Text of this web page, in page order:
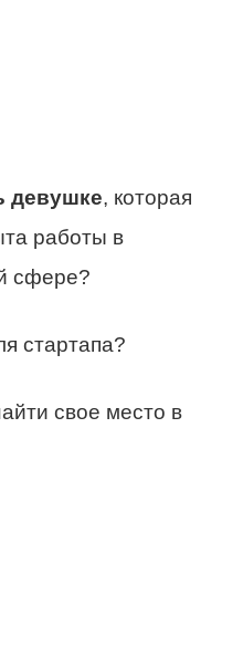
девушке, которая
работы в
сфере?
стартапа?
свое место в